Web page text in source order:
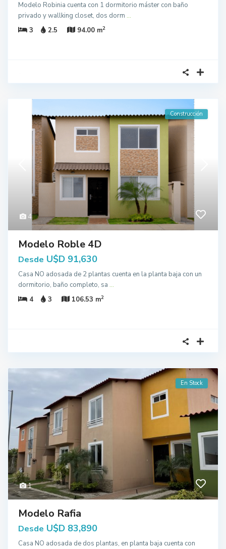
Modelo Robinia cuenta con 1 dormitorio máster con baño
privado y wallking closet, dos dorm ...
3
2.5 94.00 m2
4
Construcción
Modelo Roble 4D
Desde U$D 91,630
Casa NO adosada de 2 plantas cuenta en la planta baja con un
dormitorio, baño completo, sa ...
4
3 106.53 m2
1
En Stock
Modelo Rafia
Desde U$D 83,890
Casa NO adosada de dos plantas, en planta baja cuenta con